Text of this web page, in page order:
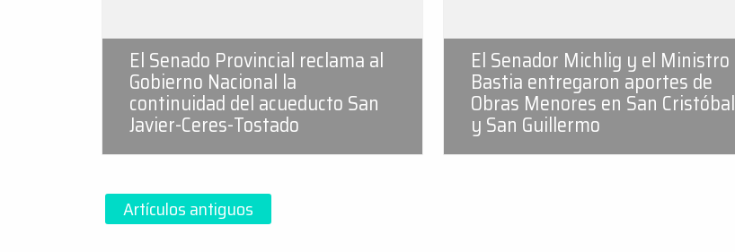
El Senado Provincial reclama al
Gobierno Nacional la
continuidad del acueducto San
Javier-Ceres-Tostado
El Senador Michlig y el Ministro
Bastia entregaron aportes de
Obras Menores en San Cristóbal
y San Guillermo
Navegación
Artículos antiguos